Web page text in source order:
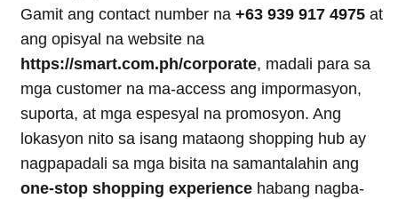
Gamit ang contact number na +63 939 917 4975 at
ang opisyal na website na
https://smart.com.ph/corporate, madali para sa
mga customer na ma-access ang impormasyon,
suporta, at mga espesyal na promosyon. Ang
lokasyon nito sa isang mataong shopping hub ay
nagpapadali sa mga bisita na samantalahin ang
one-stop shopping experience habang nagba-